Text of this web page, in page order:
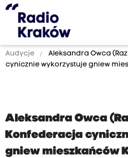
Audycje
Aleksandra Owca
cynicznie wykorzystuje gniew
Aleksandra Owca
Konfederacja
gniew mieszkańców